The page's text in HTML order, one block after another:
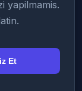
yapilmamis.
Et